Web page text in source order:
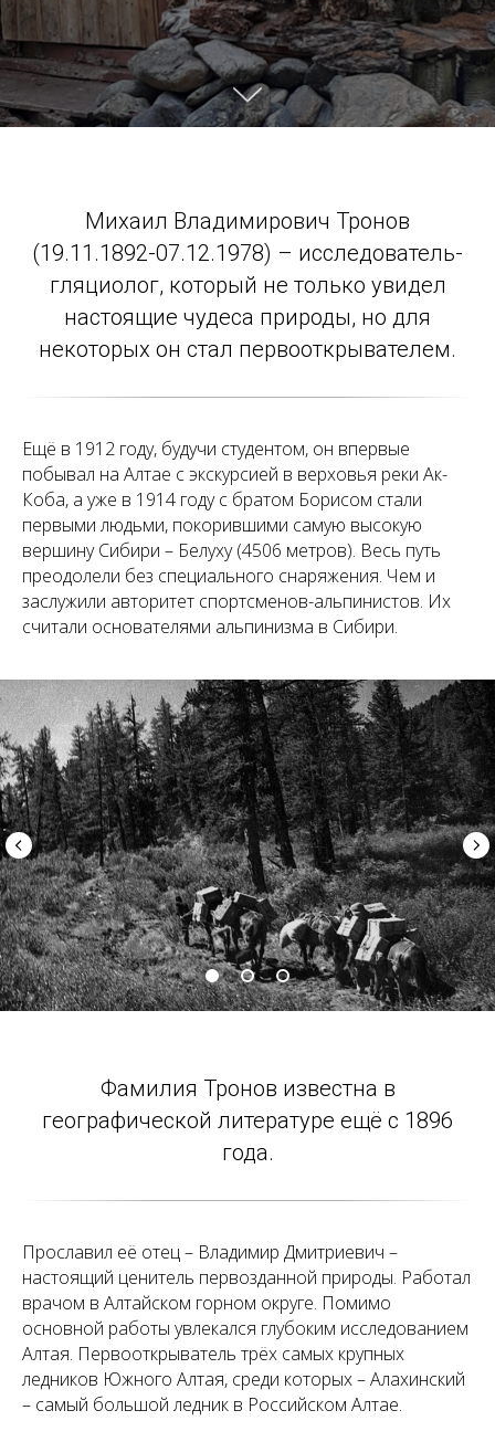
Михаил Владимирович Тронов
(19.11.1892-07.12.1978) – исследователь-
гляциолог, который не только увидел
настоящие чудеса природы, но для
некоторых он стал первооткрывателем.
Ещё в 1912 году, будучи студентом, он впервые
побывал на Алтае с экскурсией в верховья реки Ак-
Коба, а уже в 1914 году с братом Борисом стали
первыми людьми, покорившими самую высокую
вершину Сибири – Белуху (4506 метров). Весь путь
преодолели без специального снаряжения. Чем и
заслужили авторитет спортсменов-альпинистов. Их
считали основателями альпинизма в Сибири.
Фамилия Тронов известна в
географической литературе ещё с 1896
года.
Прославил её отец – Владимир Дмитриевич –
настоящий ценитель первозданной природы. Работал
врачом в Алтайском горном округе. Помимо
основной работы увлекался глубоким исследованием
Алтая. Первооткрыватель трёх самых крупных
ледников Южного Алтая, среди которых – Алахинский
– самый большой ледник в Российском Алтае.